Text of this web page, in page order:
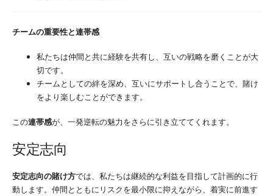
チームの重要性と連帯感
私たちは仲間と共に経験を共有し、互いの戦略を磨くことが大
切です。
チームとしての絆を深め、互いにサポートし合うことで、賭け
をより楽しむことができます。
この連帯感が、一発逆転の魅力をさらに引き立ててくれます。
安定志向
安定志向の賭け方では、私たちは継続的な利益を目指して計画的に行
動します。仲間とともにリスクを最小限に抑えながら、着実に前進す